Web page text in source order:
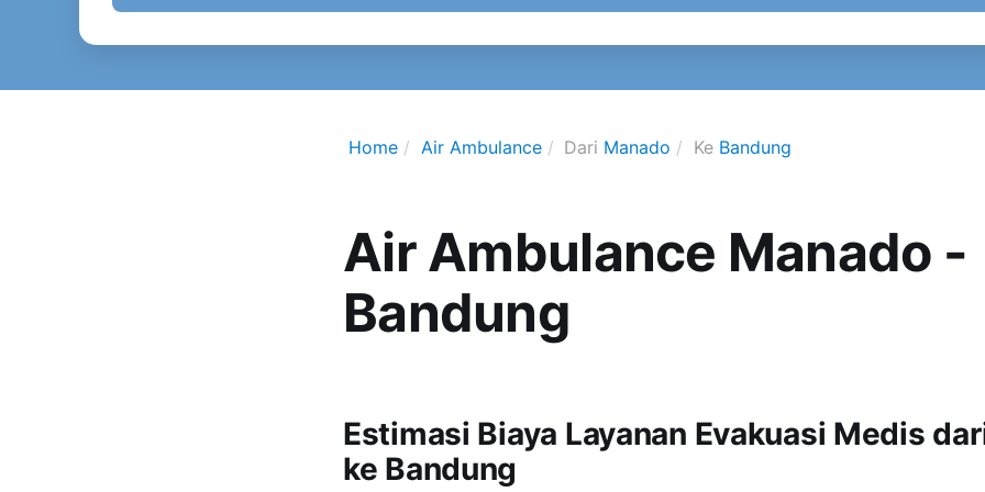
Home Air Ambulance Dari Manado Ke Bandung
Air Ambulance Manado -
Bandung
Estimasi Biaya Layanan Evakuasi Medis
ke Bandung